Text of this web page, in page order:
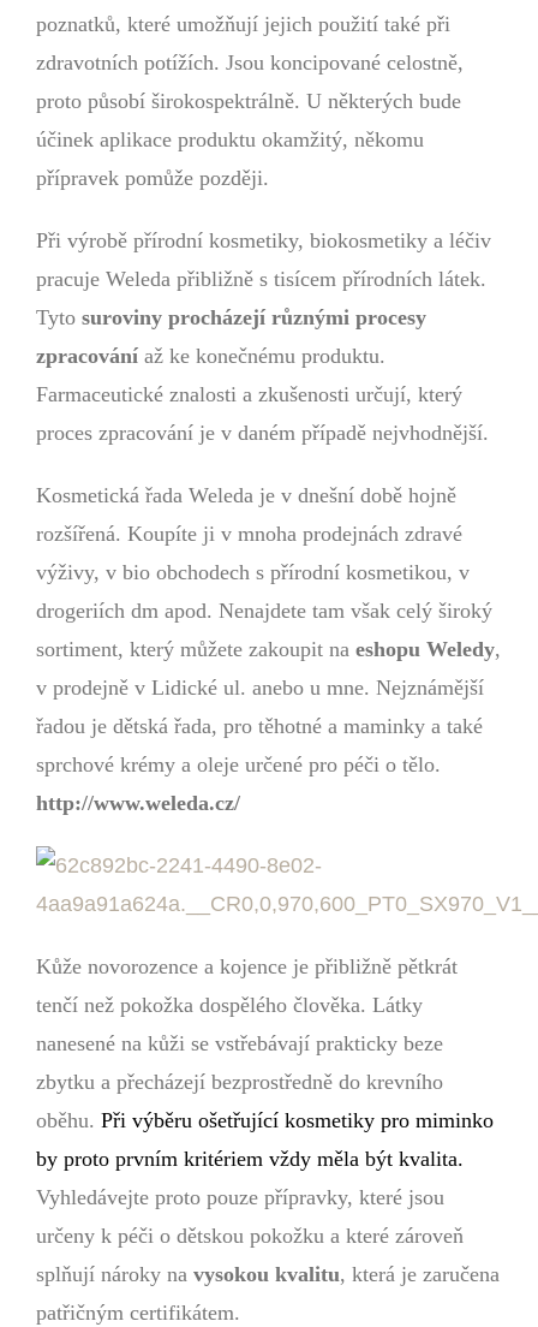
poznatků, které umožňují jejich použití také při
zdravotních potížích. Jsou koncipované celostně,
proto působí širokospektrálně. U některých bude
účinek aplikace produktu okamžitý, někomu
přípravek pomůže později.
Při výrobě přírodní kosmetiky, biokosmetiky a léčiv
pracuje Weleda přibližně s tisícem přírodních látek.
Tyto suroviny procházejí různými procesy
zpracování až ke konečnému produktu.
Farmaceutické znalosti a zkušenosti určují, který
proces zpracování je v daném případě nejvhodnější.
Kosmetická řada Weleda je v dnešní době hojně
rozšířená. Koupíte ji v mnoha prodejnách zdravé
výživy, v bio obchodech s přírodní kosmetikou, v
drogeriích dm apod. Nenajdete tam však celý široký
sortiment, který můžete zakoupit na eshopu Weledy,
v prodejně v Lidické ul. anebo u mne. Nejznámější
řadou je dětská řada, pro těhotné a maminky a také
sprchové krémy a oleje určené pro péči o tělo.
http://www.weleda.cz/
Kůže novorozence a kojence je přibližně pětkrát
tenčí než pokožka dospělého člověka. Látky
nanesené na kůži se vstřebávají prakticky beze
zbytku a přecházejí bezprostředně do krevního
oběhu. Při výběru ošetřující kosmetiky pro miminko
by proto prvním kritériem vždy měla být kvalita.
Vyhledávejte proto pouze přípravky, které jsou
určeny k péči o dětskou pokožku a které zároveň
splňují nároky na vysokou kvalitu, která je zaručena
patřičným certifikátem.